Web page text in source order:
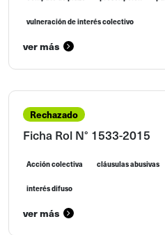
vulneración de interés colectivo
ver más
Rechazado
Ficha Rol N° 1533-2015
Acción colectiva cláusulas abusivas
interés difuso
ver más